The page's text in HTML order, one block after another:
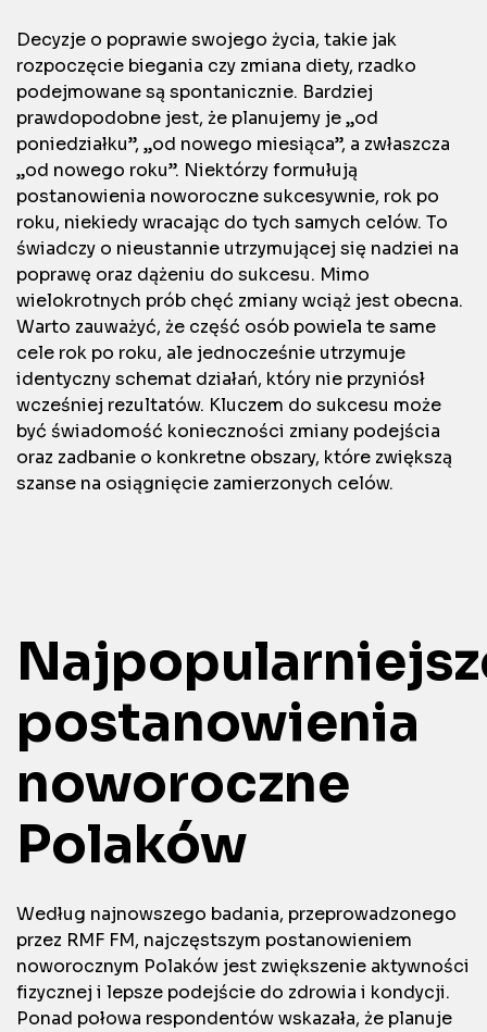
Decyzje o poprawie swojego życia, takie jak
rozpoczęcie biegania czy zmiana diety, rzadko
podejmowane są spontanicznie. Bardziej
prawdopodobne jest, że planujemy je „od
poniedziałku”, „od nowego miesiąca”, a zwłaszcza
„od nowego roku”. Niektórzy formułują
postanowienia noworoczne sukcesywnie, rok po
roku, niekiedy wracając do tych samych celów. To
świadczy o nieustannie utrzymującej się nadziei na
poprawę oraz dążeniu do sukcesu. Mimo
wielokrotnych prób chęć zmiany wciąż jest obecna.
Warto zauważyć, że część osób powiela te same
cele rok po roku, ale jednocześnie utrzymuje
identyczny schemat działań, który nie przyniósł
wcześniej rezultatów. Kluczem do sukcesu może
być świadomość konieczności zmiany podejścia
oraz zadbanie o konkretne obszary, które zwiększą
szanse na osiągnięcie zamierzonych celów.
postanowienia
noworoczne
Polaków
Według najnowszego badania, przeprowadzonego
przez RMF FM, najczęstszym postanowieniem
noworocznym Polaków jest zwiększenie aktywności
fizycznej i lepsze podejście do zdrowia i kondycji.
Ponad połowa respondentów wskazała, że planuje